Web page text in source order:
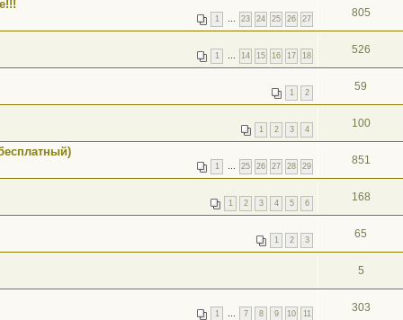
1 … 23 24 25 26 27 805
1 … 14 15 16 17 18 526
1 2 59
1 2 3 4 100
1 … 25 26 27 28 29 851
1 2 3 4 5 6 168
1 2 3 65
5
1 … 7 8 9 10 11 303